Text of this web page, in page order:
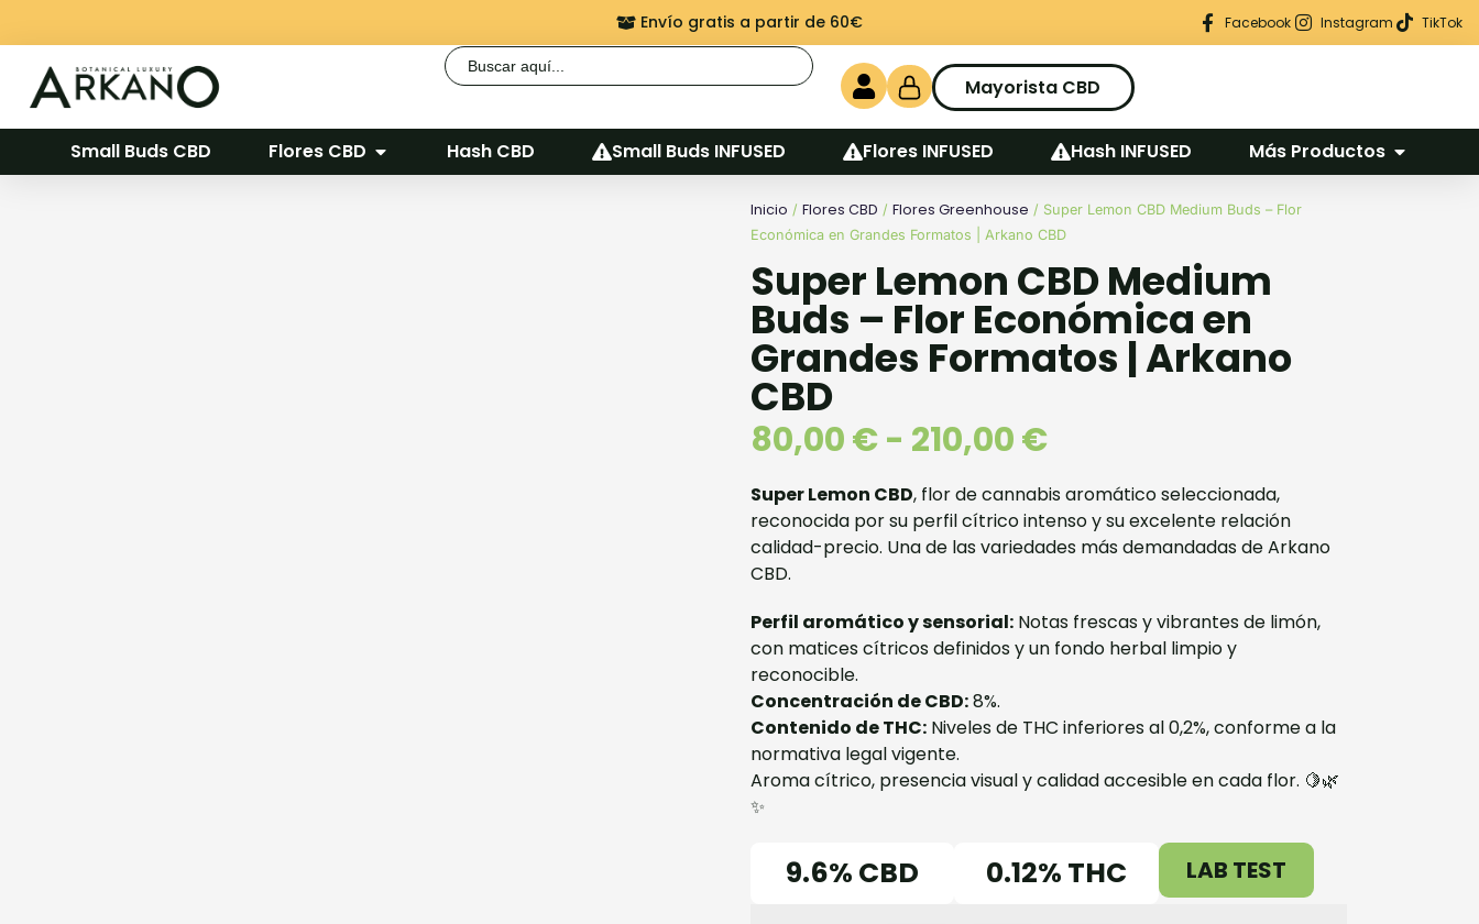
Envío gratis a partir de 60€ Regalo seguro en cada pedidoFacebook Instagram TikTok
Mayorista CBD
Buscar:
Small Buds CBD Flores CBD Hash CBD Small Buds INFUSED Flores INFUSED Hash INFUSED Más Productos
Inicio / Flores CBD / Flores Greenhouse / Super Lemon CBD Medium Buds – Flor
Económica en Grandes Formatos | Arkano CBD
Super Lemon CBD Medium
Buds – Flor Económica en
Grandes Formatos | Arkano
CBD
80,00€- 210,00€
Super Lemon CBD, flor de cannabis aromático seleccionada,
reconocida por su perfil cítrico intenso y su excelente relación
calidad-precio. Una de las variedades más demandadas de Arkano
CBD.
Perfil aromático y sensorial:Notas frescas y vibrantes de limón,
con matices cítricos definidos y un fondo herbal limpio y
reconocible.
Concentración de CBD:8%.
Contenido de THC:Niveles de THC inferiores al 0,2%, conforme a la
normativa legal vigente.
Aroma cítrico, presencia visual y calidad accesible en cada flor. 🍋🌿
✨
9.6% CBD 0.12% THC LAB TEST